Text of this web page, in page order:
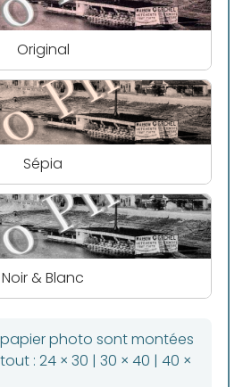
Original
Sépia
Noir & Blanc
papier photo sont montées
: 24 × 30 | 30 × 40 | 40 ×